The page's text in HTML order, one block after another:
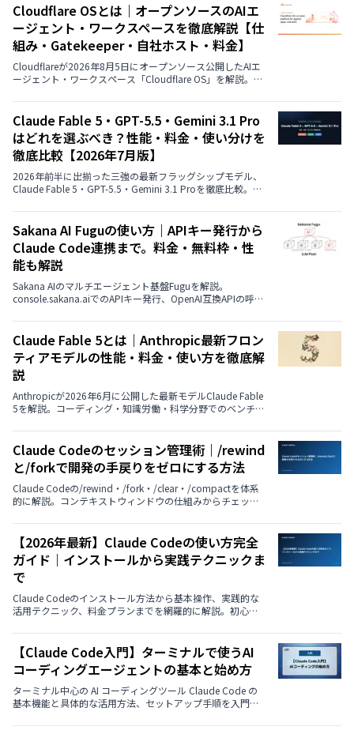
Cloudflare OSとは｜オープンソースのAIエ
ージェント・ワークスペースを徹底解説【仕
組み・Gatekeeper・自社ホスト・料金】
Cloudflareが2026年8月5日にオープンソース公開したAIエ
ージェント・ワークスペース「Cloudflare OS」を解説。ゼ
よるモデル選択とコスト管理、Gadget（小さな自作アプ
リ）、自社のCloudflareアカウントへのデプロイ手順、料
金までを公式ブログとGitHubの記載にもとづいてまとめま
した。
Claude Fable 5・GPT-5.5・Gemini 3.1 Pro
はどれを選ぶべき？性能・料金・使い分けを
徹底比較【2026年7月版】
2026年前半に出揃った三強の最新フラッグシップモデル、
Claude Fable 5・GPT-5.5・Gemini 3.1 Proを徹底比較。ベ
チモーダル対応、ChatGPT Plus/Claude Pro/Google AI
Proなど消費者向けプランでの使い方まで、公式データを中
心に用途別のおすすめを解説します。
Sakana AI Fuguの使い方｜APIキー発行から
Claude Code連携まで。料金・無料枠・性
能も解説
Sakana AIのマルチエージェント基盤Fuguを解説。
console.sakana.aiでのAPIキー発行、OpenAI互換APIの呼び
紹介。Fugu／Fugu Ultra／Fugu Cyberの使い分け、料金と
無料枠の有無、ベンチマーク性能までまとめました。
Claude Fable 5とは｜Anthropic最新フロン
ティアモデルの性能・料金・使い方を徹底解
説
Anthropicが2026年6月に公開した最新モデルClaude Fable
5を解説。コーディング・知識労働・科学分野でのベンチマ
データとともに紹介します。
Claude Codeのセッション管理術｜/rewind
と/forkで開発の手戻りをゼロにする方法
Claude Codeの/rewind・/fork・/clear・/compactを体系
的に解説。コンテキストウィンドウの仕組みからチェック
セッション管理を開発戦略として活用する方法を紹介しま
す。
【2026年最新】Claude Codeの使い方完全
ガイド｜インストールから実践テクニックま
で
Claude Codeのインストール方法から基本操作、実践的な
活用テクニック、料金プランまでを網羅的に解説。初心者
ラクティスを紹介します。
【Claude Code入門】ターミナルで使うAI
コーディングエージェントの基本と始め方
ターミナル中心の AI コーディングツール Claude Code の
基本機能と具体的な活用方法、セットアップ手順を入門者